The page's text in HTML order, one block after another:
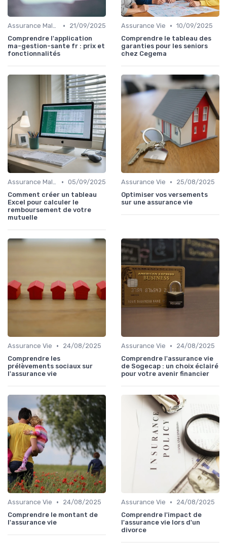
Assurance Maladie •
21/09/2025
Comprendre l'application
ma-gestion-sante fr : prix et
fonctionnalités
Assurance Vie • 10/09/2025
Comprendre le tableau des
garanties pour les seniors
chez Cegema
Assurance Maladie • 05/09/2025
Comment créer un tableau
Excel pour calculer le
remboursement de votre
mutuelle
Assurance Vie •
25/08/2025
Optimiser vos versements
sur une assurance vie
Assurance Vie •
24/08/2025
Comprendre les
prélèvements sociaux sur
l'assurance vie
Assurance Vie •
24/08/2025
Comprendre l'assurance vie
de Sogecap : un choix éclairé
pour votre avenir financier
Assurance Vie •
24/08/2025
Comprendre le montant de
l'assurance vie
Assurance Vie •
24/08/2025
Comprendre l'impact de
l'assurance vie lors d'un
divorce